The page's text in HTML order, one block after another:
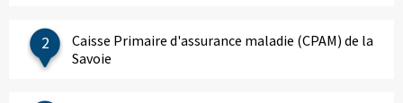
2
Caisse Primaire d'assurance maladie (CPAM) de la
Savoie